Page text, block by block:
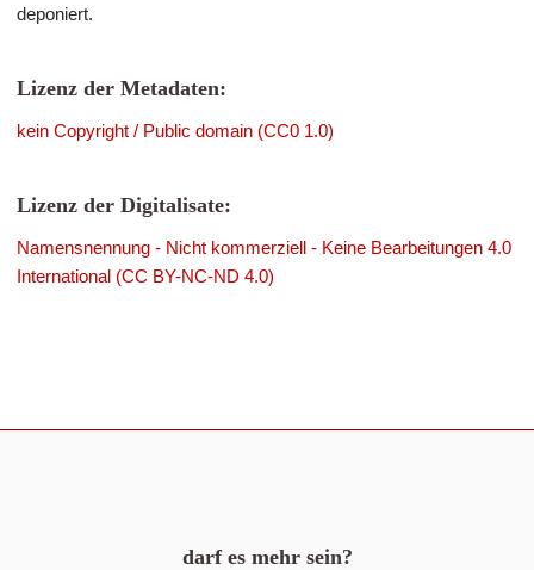
deponiert.
Lizenz der Metadaten:
kein Copyright / Public domain (CC0 1.0)
Lizenz der Digitalisate:
Namensnennung - Nicht kommerziell - Keine Bearbeitungen 4.0
International (CC BY-NC-ND 4.0)
darf es mehr sein?